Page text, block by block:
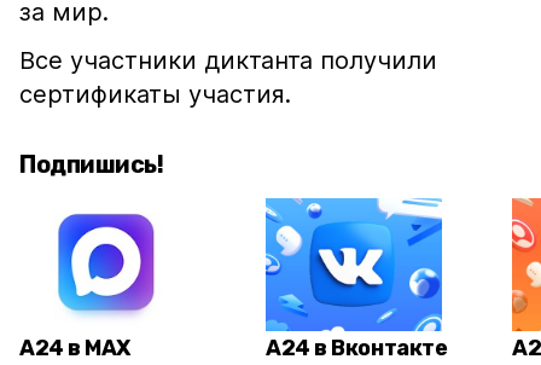
за мир.
Все участники диктанта получили
сертификаты участия.
Подпишись!
А24 в MAX А24 в Вконтакте